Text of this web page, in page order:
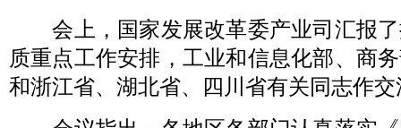
会上，国家发展改革委产业司汇报了
质重点工作安排，工业和信息化部、商
和浙江省、湖北省、四川省有关同志作